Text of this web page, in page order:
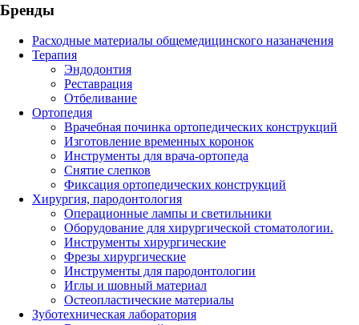
Бренды
Расходные материалы общемедицинского назаначения
Терапия
Эндодонтия
Реставрация
Отбеливание
Ортопедия
Врачебная починка ортопедических конструкций
Изготовление временных коронок
Инструменты для врача-ортопеда
Снятие слепков
Фиксация ортопедических конструкций
Хирургия, пародонтология
Операционные лампы и светильники
Оборудование для хирургической стоматологии.
Инструменты хирургические
Фрезы хирургические
Инструменты для пародонтологии
Иглы и шовный материал
Остеопластические материалы
Зуботехническая лаборатория